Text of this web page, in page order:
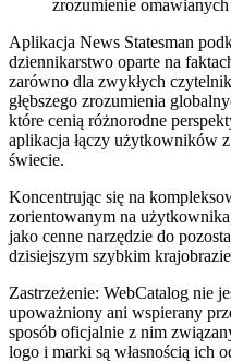
zrozumienie
Aplikacja News Statesman
dziennikarstwo oparte na
zarówno dla zwykłych
głębszego zrozumienia
które cenią różnorodne
aplikacja łączy użytkowników
świecie.
Koncentrując się na
zorientowanym na
jako cenne narzędzie do
dzisiejszym szybkim
Zastrzeżenie: WebCatalog nie
upoważniony ani wspierany
sposób oficjalnie z nim
logo i marki są własnością ich